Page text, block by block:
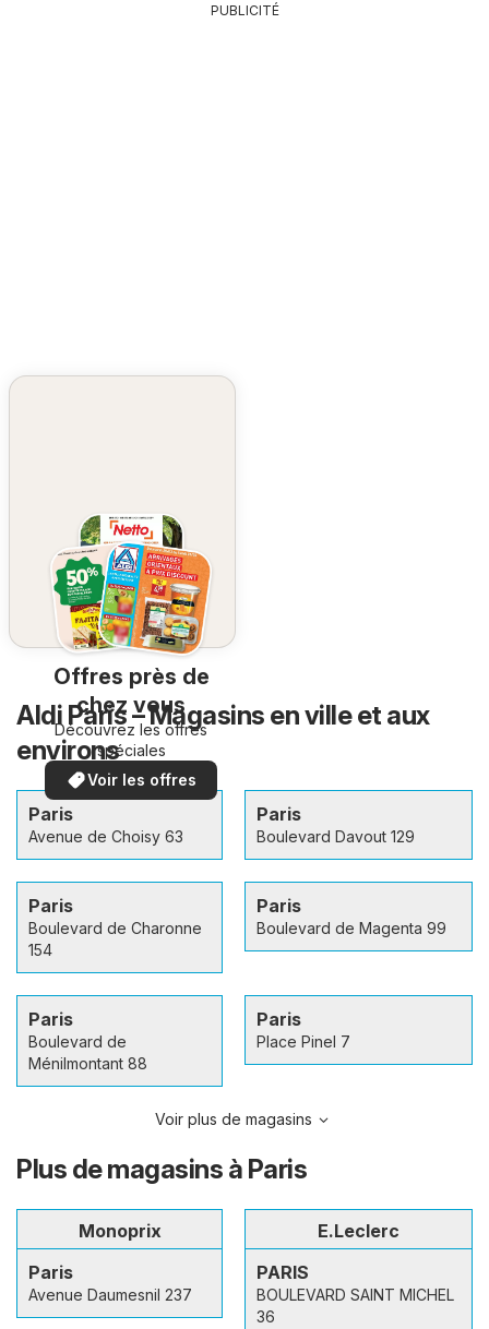
PUBLICITÉ
Offres près de
chez vous
Découvrez les offres
spéciales
Voir les offres
Aldi Paris – Magasins en ville et aux
environs
Paris
Avenue de Choisy 63
Paris
Boulevard Davout 129
Paris
Boulevard de Charonne
154
Paris
Boulevard de Magenta 99
Paris
Boulevard de
Ménilmontant 88
Paris
Place Pinel 7
Voir plus de magasins
Plus de magasins à Paris
Monoprix
Paris
Avenue Daumesnil 237
E.Leclerc
PARIS
BOULEVARD SAINT MICHEL
36